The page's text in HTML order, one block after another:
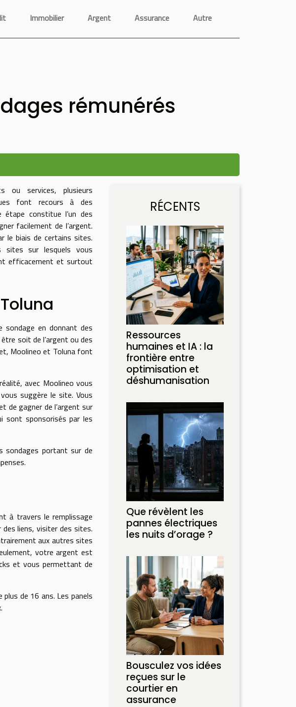
Immobilier Argent Assurance Autre
rémunérés
ou services, plusieurs
font recours à des
étape constitue l’un des
facilement de l’argent.
le biais de certains sites.
sites sur lesquels vous
efficacement et surtout
sondage en donnant des
soit de l’argent ou des
Moolineo et Toluna font
avec Moolineo vous
suggère le site. Vous
de gagner de l’argent sur
sont sponsorisés par les
sondages portant sur de
à travers le remplissage
des liens, visiter des sites.
aux autres sites
votre argent est
et vous permettant de
de 16 ans. Les panels
RÉCENTS
Ressources
humaines et IA : la
frontière entre
optimisation et
déshumanisation
Que révèlent les
pannes électriques
les nuits d’orage ?
Bousculez vos idées
reçues sur le
courtier en
assurance